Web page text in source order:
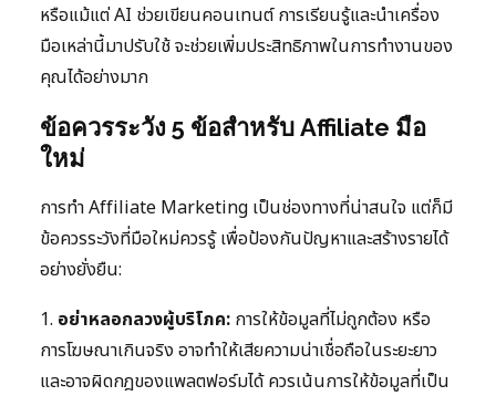
หรือแม้แต่ AI ช่วยเขียนคอนเทนต์ การเรียนรู้และนำเครื่อง
มือเหล่านี้มาปรับใช้ จะช่วยเพิ่มประสิทธิภาพในการทำงานของ
คุณได้อย่างมาก
ข้อควรระวัง 5 ข้อสำหรับ Affiliate มือ
ใหม่
การทำ Affiliate Marketing เป็นช่องทางที่น่าสนใจ แต่ก็มี
ข้อควรระวังที่มือใหม่ควรรู้ เพื่อป้องกันปัญหาและสร้างรายได้
อย่างยั่งยืน:
1. อย่าหลอกลวงผู้บริโภค: การให้ข้อมูลที่ไม่ถูกต้อง หรือ
การโฆษณาเกินจริง อาจทำให้เสียความน่าเชื่อถือในระยะยาว
และอาจผิดกฎของแพลตฟอร์มได้ ควรเน้นการให้ข้อมูลที่เป็น